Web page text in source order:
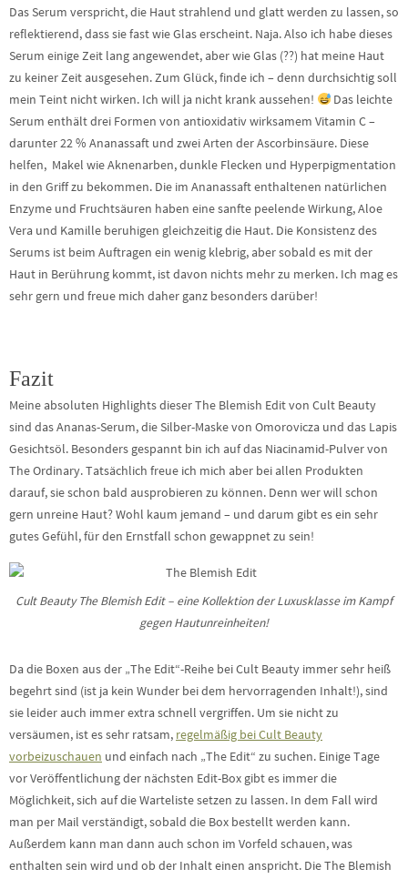
Das Serum verspricht, die Haut strahlend und glatt werden zu lassen, so
reflektierend, dass sie fast wie Glas erscheint. Naja. Also ich habe dieses
Serum einige Zeit lang angewendet, aber wie Glas (??) hat meine Haut
zu keiner Zeit ausgesehen. Zum Glück, finde ich – denn durchsichtig soll
mein Teint nicht wirken. Ich will ja nicht krank aussehen!
Das leichte
Serum enthält drei Formen von antioxidativ wirksamem Vitamin C –
darunter 22 % Ananassaft und zwei Arten der Ascorbinsäure. Diese
helfen, Makel wie Aknenarben, dunkle Flecken und Hyperpigmentation
in den Griff zu bekommen. Die im Ananassaft enthaltenen natürlichen
Enzyme und Fruchtsäuren haben eine sanfte peelende Wirkung, Aloe
Vera und Kamille beruhigen gleichzeitig die Haut. Die Konsistenz des
Serums ist beim Auftragen ein wenig klebrig, aber sobald es mit der
Haut in Berührung kommt, ist davon nichts mehr zu merken. Ich mag es
sehr gern und freue mich daher ganz besonders darüber!
Fazit
Meine absoluten Highlights dieser The Blemish Edit von Cult Beauty
sind das Ananas-Serum, die Silber-Maske von Omorovicza und das Lapis
Gesichtsöl. Besonders gespannt bin ich auf das Niacinamid-Pulver von
The Ordinary. Tatsächlich freue ich mich aber bei allen Produkten
darauf, sie schon bald ausprobieren zu können. Denn wer will schon
gern unreine Haut? Wohl kaum jemand – und darum gibt es ein sehr
gutes Gefühl, für den Ernstfall schon gewappnet zu sein!
Cult Beauty The Blemish Edit – eine Kollektion der Luxusklasse im Kampf
gegen Hautunreinheiten!
Da die Boxen aus der „The Edit“-Reihe bei Cult Beauty immer sehr heiß
begehrt sind (ist ja kein Wunder bei dem hervorragenden Inhalt!), sind
sie leider auch immer extra schnell vergriffen. Um sie nicht zu
versäumen, ist es sehr ratsam, regelmäßig bei Cult Beauty
vorbeizuschauen und einfach nach „The Edit“ zu suchen. Einige Tage
vor Veröffentlichung der nächsten Edit-Box gibt es immer die
Möglichkeit, sich auf die Warteliste setzen zu lassen. In dem Fall wird
man per Mail verständigt, sobald die Box bestellt werden kann.
Außerdem kann man dann auch schon im Vorfeld schauen, was
enthalten sein wird und ob der Inhalt einen anspricht. Die The Blemish